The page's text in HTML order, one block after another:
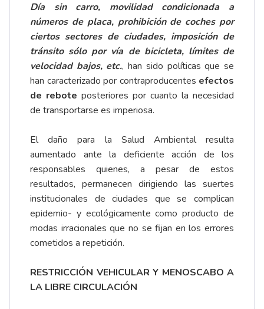
Día sin carro, movilidad condicionada a
números de placa, prohibición de coches por
ciertos sectores de ciudades, imposición de
tránsito sólo por vía de bicicleta, límites de
velocidad bajos, etc., han sido políticas que se
han caracterizado por contraproducentes efectos
de rebote posteriores por cuanto la necesidad
de transportarse es imperiosa.
El daño para la Salud Ambiental resulta
aumentado ante la deficiente acción de los
responsables quienes, a pesar de estos
resultados, permanecen dirigiendo las suertes
institucionales de ciudades que se complican
epidemio- y ecológicamente como producto de
modas irracionales que no se fijan en los errores
cometidos a repetición.
RESTRICCIÓN VEHICULAR Y MENOSCABO A
LA LIBRE CIRCULACIÓN